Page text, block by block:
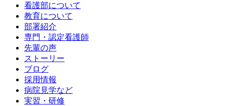
看護部について
教育について
部署紹介
専門・認定看護師
先輩の声
ストーリー
ブログ
採用情報
病院見学など
実習・研修